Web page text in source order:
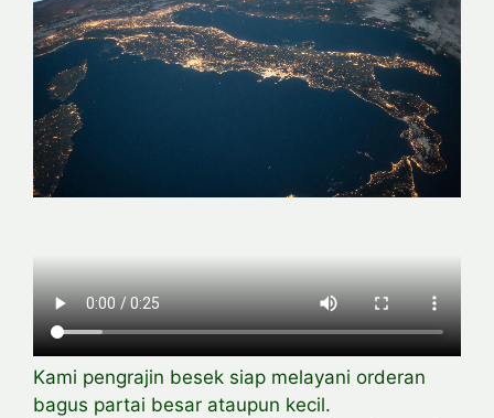
Kami pengrajin besek siap melayani orderan
bagus partai besar ataupun kecil.